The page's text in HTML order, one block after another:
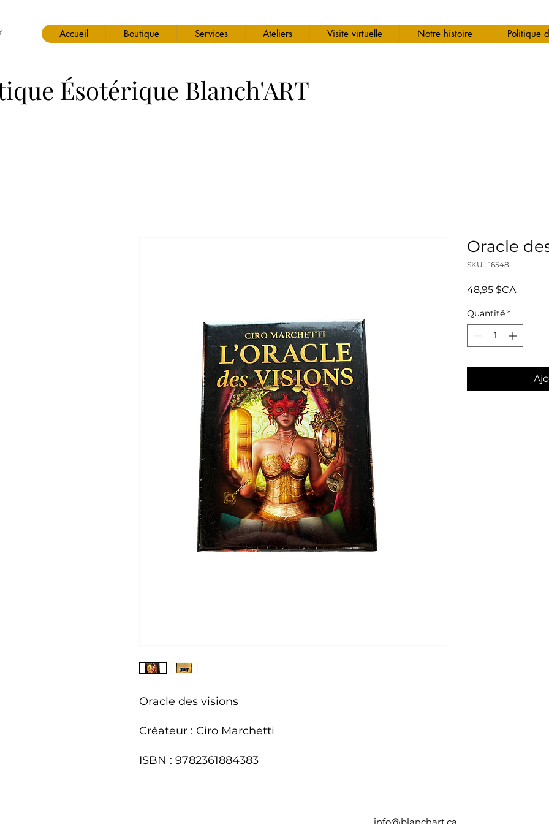
Accueil Boutique Services Ateliers Visite virtuelle Notre histoire Politique
Ésotérique Blanch'ART
Oracle des visions
Créateur : Ciro Marchetti
ISBN : 9782361884383
Oracle
SKU : 16548
48,95 $CAPrix
Quantité *